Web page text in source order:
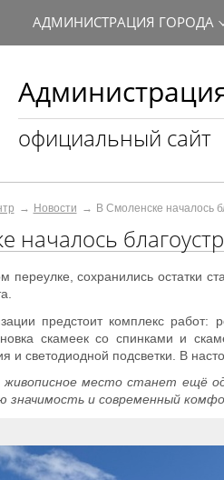
официальный сайт
АДМИНИСТРАЦИЯ ГОРОДА
Новости В Смоленске началось
началось
переулке, сохранились остатки
предстоит комплекс работ:
скамеек со спинками и
и светодиодной подсветки. В
место станет ещё
значимость и современный